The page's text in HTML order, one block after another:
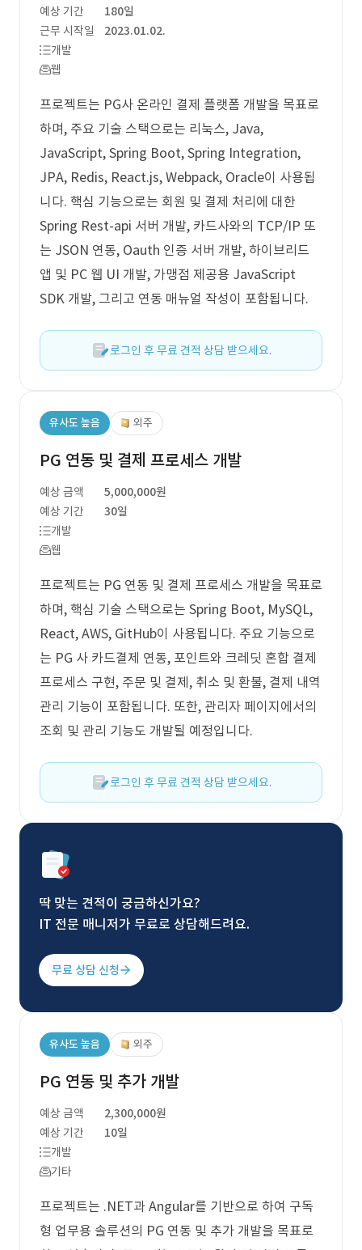
예상 기간
180일
근무 시작일
2023.01.02.
개발
웹
프로젝트는 PG사 온라인 결제 플랫폼 개발을 목표로
하며, 주요 기술 스택으로는 리눅스, Java,
JavaScript, Spring Boot, Spring Integration,
JPA, Redis, React.js, Webpack, Oracle이 사용됩
니다. 핵심 기능으로는 회원 및 결제 처리에 대한
Spring Rest-api 서버 개발, 카드사와의 TCP/IP 또
는 JSON 연동, Oauth 인증 서버 개발, 하이브리드
앱 및 PC 웹 UI 개발, 가맹점 제공용 JavaScript
SDK 개발, 그리고 연동 매뉴얼 작성이 포함됩니다.
로그인 후 무료 견적 상담 받으세요.
유사도 높음 외주
PG 연동 및 결제 프로세스 개발
예상 금액
5,000,000원
예상 기간
30일
개발
웹
프로젝트는 PG 연동 및 결제 프로세스 개발을 목표로
하며, 핵심 기술 스택으로는 Spring Boot, MySQL,
React, AWS, GitHub이 사용됩니다. 주요 기능으로
는 PG 사 카드결제 연동, 포인트와 크레딧 혼합 결제
프로세스 구현, 주문 및 결제, 취소 및 환불, 결제 내역
관리 기능이 포함됩니다. 또한, 관리자 페이지에서의
조회 및 관리 기능도 개발될 예정입니다.
로그인 후 무료 견적 상담 받으세요.
딱 맞는 견적이 궁금하신가요?
IT 전문 매니저가 무료로 상담해드려요.
무료 상담 신청
유사도 높음 외주
PG 연동 및 추가 개발
예상 금액
2,300,000원
예상 기간
10일
개발
기타
프로젝트는 .NET과 Angular를 기반으로 하여 구독
형 업무용 솔루션의 PG 연동 및 추가 개발을 목표로